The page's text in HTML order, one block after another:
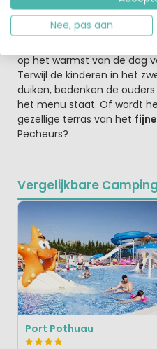
Op de camping kun je dan
op het warmst van de dag
Terwijl de kinderen in het
duiken, bedenken de
het menu staat. Of wordt
gezellige terras van het
Pecheurs?
Vergelijkbare
Port Pothuau
Nee, pas aan